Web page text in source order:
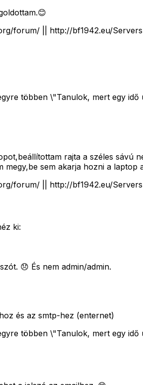
forum/ || http://bf1942.eu/Servers
többen \"Tanulok, mert egy
rajta a széles sávú
megy,be sem akarja hozni a laptop
forum/ || http://bf1942.eu/Servers
ki:
😞 És nem admin/admin.
és az smtp-hez (enternet)
többen \"Tanulok, mert egy